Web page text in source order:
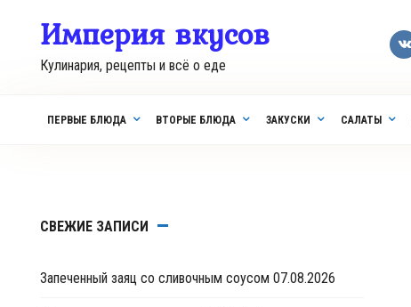
Империя вкусов
Кулинария, рецепты и всё о еде
ПЕРВЫЕ БЛЮДА ВТОРЫЕ БЛЮДА ЗАКУСКИ САЛАТЫ
СВЕЖИЕ ЗАПИСИ
Запеченный заяц со сливочным соусом 07.08.2026